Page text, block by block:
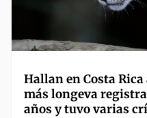
Hallan en Costa
más longeva
años y tuvo varias